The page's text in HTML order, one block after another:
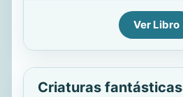
Ver Libro
Criaturas fantásticas